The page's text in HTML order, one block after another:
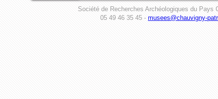
Société de Recherches Archéologiques du Pays
05 49 46 35 45 - musees@chauvigny-